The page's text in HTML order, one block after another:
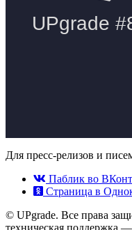
Для пресс-релизов и
Паблик во
Страница в
© UPgrade. Все права
техническая поддержка —